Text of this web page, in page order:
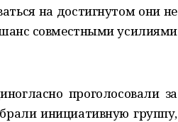
на достигнутом они не
совместными усилиями
проголосовали за
инициативную группу,